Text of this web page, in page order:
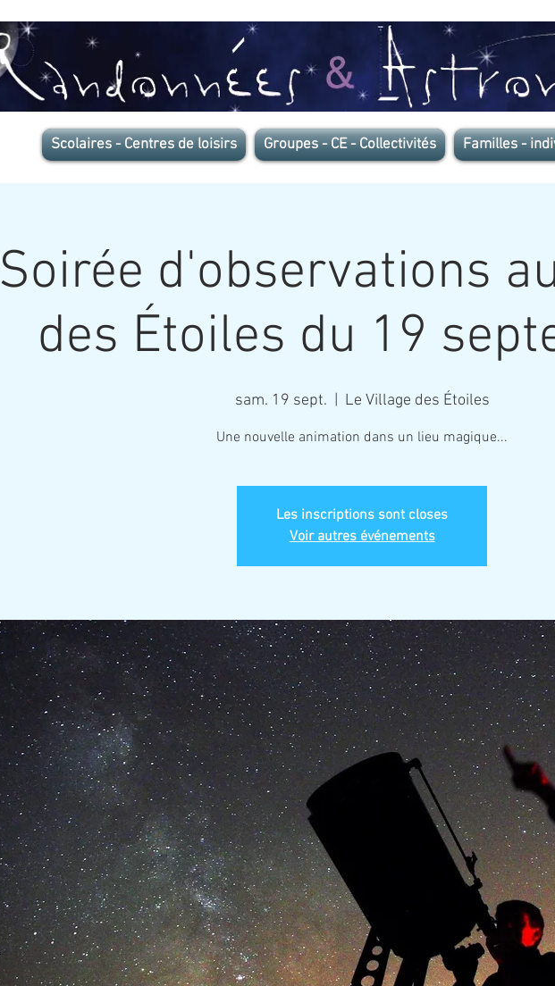
Scolaires - Centres de loisirs Groupes - CE - Collectivités Familles -
Soirée d'observations
des Étoiles du 19
sam. 19 sept. Le Village des Étoiles
Une nouvelle animation dans un lieu magique...
Les inscriptions sont closes
Voir autres événements